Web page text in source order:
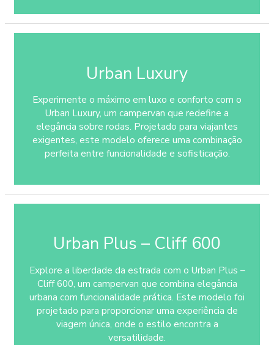
Urban Luxury
Experimente o máximo em luxo e conforto com o
Urban Luxury, um campervan que redefine a
elegância sobre rodas. Projetado para viajantes
exigentes, este modelo oferece uma combinação
perfeita entre funcionalidade e sofisticação.
Urban Plus – Cliff 600
Explore a liberdade da estrada com o Urban Plus –
Cliff 600, um campervan que combina elegância
urbana com funcionalidade prática. Este modelo foi
projetado para proporcionar uma experiência de
viagem única, onde o estilo encontra a
versatilidade.